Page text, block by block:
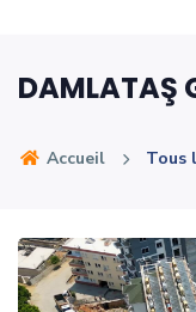
DAMLATAŞ
Accueil Tous